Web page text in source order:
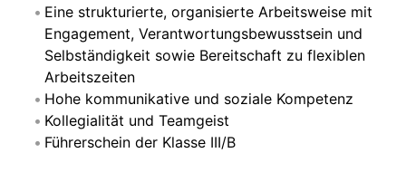
Eine strukturierte, organisierte Arbeitsweise mit
Engagement, Verantwortungsbewusstsein und
Selbständigkeit sowie Bereitschaft zu flexiblen
Arbeitszeiten
Hohe kommunikative und soziale Kompetenz
Kollegialität und Teamgeist
Führerschein der Klasse III/B